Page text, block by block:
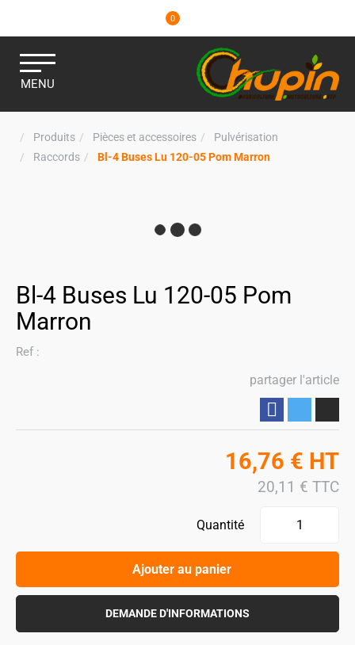
0
MENU
Produits Pièces et accessoires
Pulvérisation
Raccords
Bl-4 Buses Lu 120-05 Pom Marron
Bl-4 Buses Lu 120-05 Pom
Marron
Ref :
partager l'article
16,76 € HT
20,11 € TTC
Quantité
Ajouter au panier
DEMANDE D'INFORMATIONS